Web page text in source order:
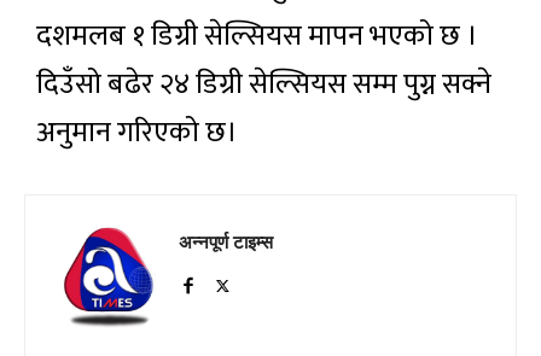
दशमलब १ डिग्री सेल्सियस मापन भएको छ ।
दिउँसो बढेर २४ डिग्री सेल्सियस सम्म पुग्न सक्ने
अनुमान गरिएको छ।
अन्नपूर्ण टाइम्स